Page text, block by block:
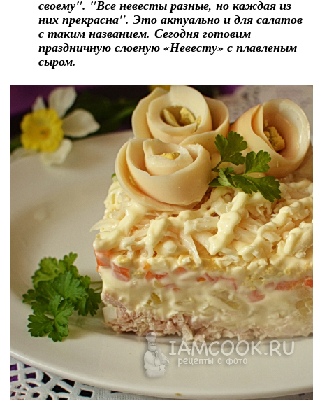
своему". "Все невесты разные, но каждая из
них прекрасна". Это актуально и для салатов
с таким названием. Сегодня готовим
праздничную слоеную «Невесту» с плавленым
сыром.